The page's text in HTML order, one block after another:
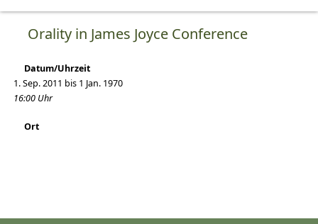
Orality in James Joyce Conference
Datum/Uhrzeit
1. Sep. 2011 bis 1 Jan. 1970
16:00 Uhr
Ort